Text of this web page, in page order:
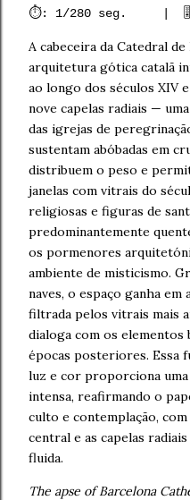
⏱️: 1/280 seg. | 🎚️:
A cabeceira da Catedral
arquitetura gótica catalã
ao longo dos séculos XIV
nove capelas radiais —
das igrejas de
sustentam abóbadas em
distribuem o peso e
janelas com vitrais do
religiosas e figuras de
predominantemente
os pormenores
ambiente de misticismo.
naves, o espaço ganha
filtrada pelos vitrais mais
dialoga com os elementos
épocas posteriores. Essa
luz e cor proporciona
intensa, reafirmando o
culto e contemplação,
central e as capelas
fluida.
The apse of Barcelona